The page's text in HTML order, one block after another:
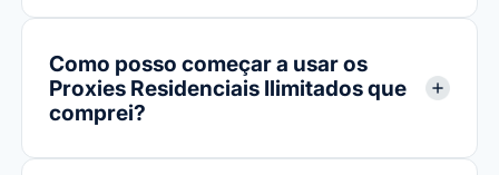
Como posso começar a usar os
Proxies Residenciais Ilimitados que
comprei?